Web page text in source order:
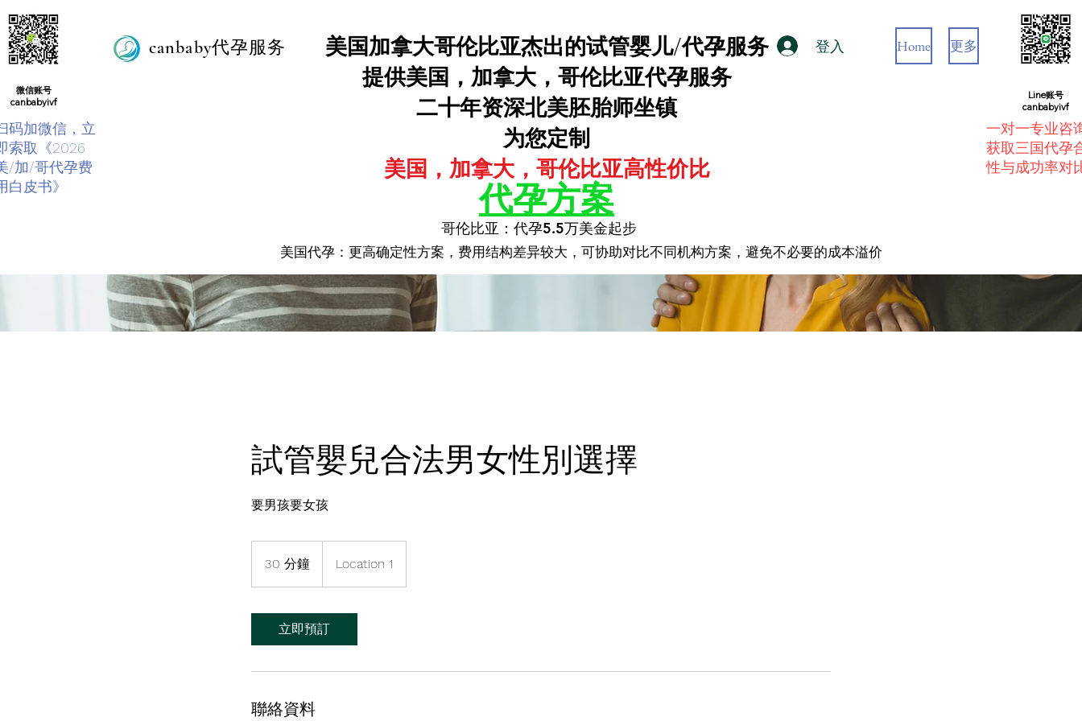
canbaby代孕服务
微信账号
canbabyivf
码加微信，立
索取《2026
/加/哥代孕费
白皮书》
美国加拿大哥伦比亚杰出的试管婴儿/代孕服务
​提供美国，加拿大，哥伦比亚代孕服务
二十年资深北美胚胎师坐镇
为您定制
美国，加拿大，哥伦比亚高性价比
代孕方案
登入 Home 更多
Line账号
canbabyivf
一对一专业咨
获取三国代孕
性与成功率对
哥伦比亚：代孕5.5万美金起步
哥伦比亚：代孕5.5万美金起步
美国代孕：更高确定性方案，费用结构差异较大，可协助对比不同机构方案，避免不必要的成本溢价
美国代孕：更高确定性方案，费用结构差异较大，可协助对比不同机构方案，避免不必要的成本溢价
試管嬰兒合法男女性別選擇
要男孩要女孩
30 分鐘
0
鐘
Location 1
立即預訂
聯絡資料